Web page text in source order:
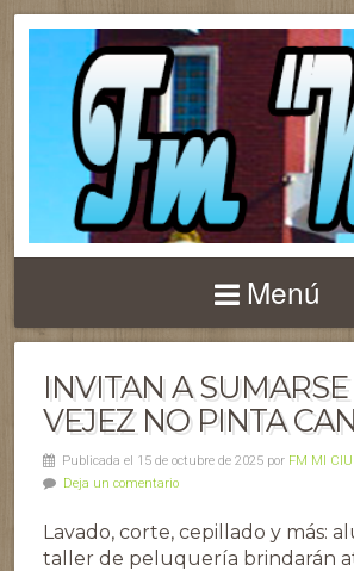
Menú
INVITAN A SUMARSE
VEJEZ NO PINTA
Publicada el 15 de octubre de 2025 por FM MI
Deja un comentario
Lavado, corte, cepillado y más:
taller de peluquería brindarán